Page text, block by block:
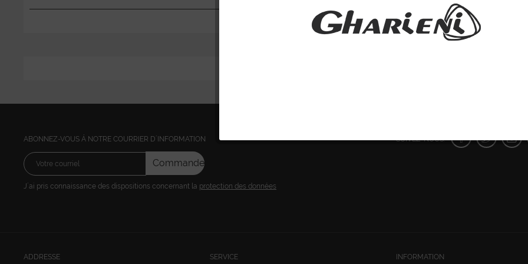
ABONNEZ-VOUS Á NOTRE COURRIER D´INFORMATION
Commandez
J´ai pris connaissance des dispositions concernant la protection des données
SUIVEZ-NOUS:
ADDRESSE SERVICE INFORMATION